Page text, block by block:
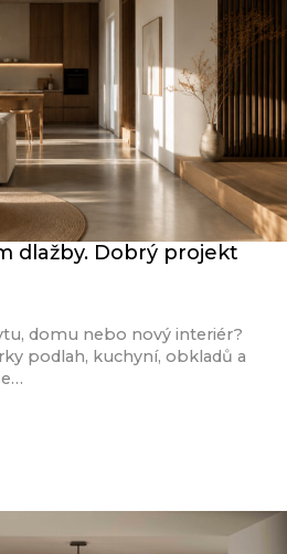
dlažby. Dobrý projekt
domu nebo nový interiér?
podlah, kuchyní, obkladů a